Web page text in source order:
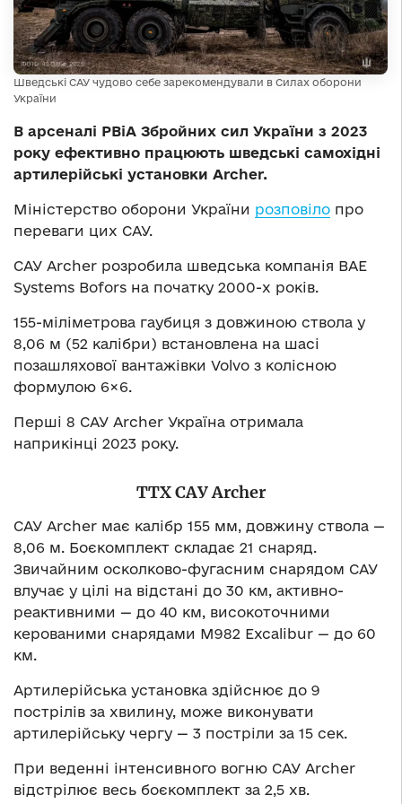
Шведські САУ чудово себе зарекомендували в Силах оборони
України
В арсеналі РВіА Збройних сил України з 2023
року ефективно працюють шведські самохідні
артилерійські установки Archer.
Міністерство оборони України розповіло про
переваги цих САУ.
САУ Archer розробила шведська компанія BAE
Systems Bofors на початку 2000-х років.
155-міліметрова гаубиця з довжиною ствола у
8,06 м (52 калібри) встановлена на шасі
позашляхової вантажівки Volvo з колісною
формулою 6×6.
Перші 8 САУ Archer Україна отримала
наприкінці 2023 року.
ТТХ САУ Archer
САУ Archer має калібр 155 мм, довжину ствола —
8,06 м. Боєкомплект складає 21 снаряд.
Звичайним осколково-фугасним снарядом САУ
влучає у цілі на відстані до 30 км, активно-
реактивними — до 40 км, високоточними
керованими снарядами M982 Excalibur — до 60
км.
Артилерійська установка здійснює до 9
пострілів за хвилину, може виконувати
артилерійську чергу — 3 постріли за 15 сек.
При веденні інтенсивного вогню САУ Archer
відстрілює весь боєкомплект за 2,5 хв.